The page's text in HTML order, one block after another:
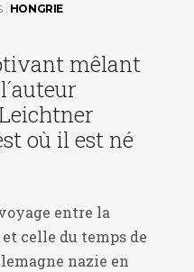
: HONGRIE
mêlant
où il est né
entre la
et celle du temps de
nazie en